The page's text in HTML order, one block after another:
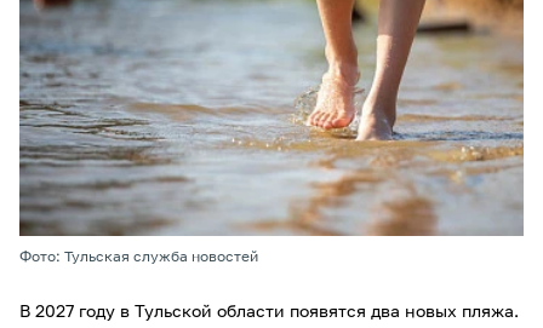
Фото: Тульская служба новостей
В 2027 году в Тульской области появятся два новых пляжа.